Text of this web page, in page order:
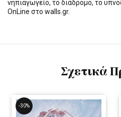
νηπιαγωγείο, το διάδρομο, το
OnLine στο walls.gr.
Σχετικά
-30%